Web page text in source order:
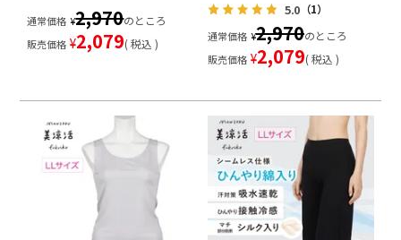
通常価格 ¥2,970のところ
販売価格 ¥2,079 税込
5.0 （1）
通常価格 ¥2,970のところ
販売価格 ¥2,079 税込